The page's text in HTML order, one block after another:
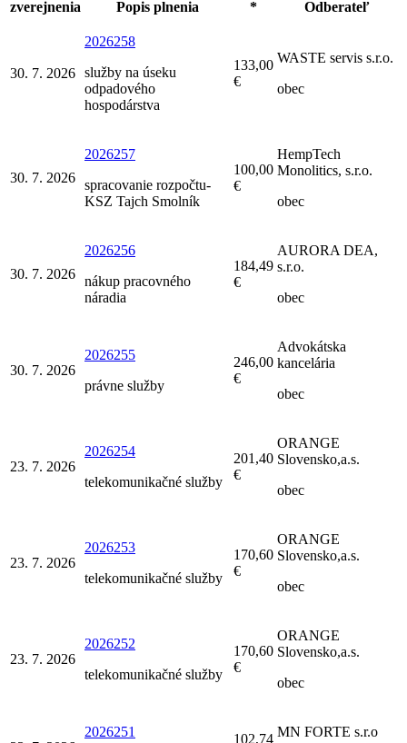
zverejnenia
Popis plnenia
*
Odberateľ
30. 7. 2026
2026258
služby na úseku
odpadového
hospodárstva
133,00
€
WASTE servis s.r.o.
obec
30. 7. 2026
2026257
spracovanie rozpočtu-
KSZ Tajch Smolník
100,00
€
HempTech
Monolitics, s.r.o.
obec
30. 7. 2026
2026256
nákup pracovného
náradia
184,49
€
AURORA DEA,
s.r.o.
obec
30. 7. 2026
2026255
právne služby
246,00
€
Advokátska
kancelária
obec
23. 7. 2026
2026254
telekomunikačné služby
201,40
€
ORANGE
Slovensko,a.s.
obec
23. 7. 2026
2026253
telekomunikačné služby
170,60
€
ORANGE
Slovensko,a.s.
obec
23. 7. 2026
2026252
telekomunikačné služby
170,60
€
ORANGE
Slovensko,a.s.
obec
2026251 102,74 MN FORTE s.r.o